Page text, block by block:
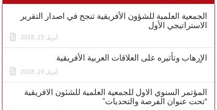
الجمعية العلمية للشؤون الأفريقية تنجح في اصدار التقرير
الاستراتيجي الأول
أبريل 15, 2018
الاٍرهاب وتأثيره على العلاقات العربية الأفريقية
أبريل 19, 2018
المؤتمر السنوي الاول للجمعية العلمية للشئون الافريقية
“تحت عنوان الفرصة والتحديات”